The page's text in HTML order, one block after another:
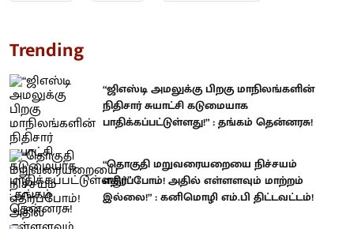
Trending
“ஜிஎஸ்டி அமலுக்கு பிறகு மாநிலங்களின்
நிதிசார் சுயாட்சி கடுமையாக
பாதிக்கப்பட்டுள்ளது!” : தங்கம் தென்னரசு!
“தொகுதி மறுவரையறையை நிச்சயம்
எதிர்ப்போம்! அதில் எள்ளளவும் மாற்றம்
இல்லை!” : கனிமொழி எம்.பி திட்டவட்டம்!